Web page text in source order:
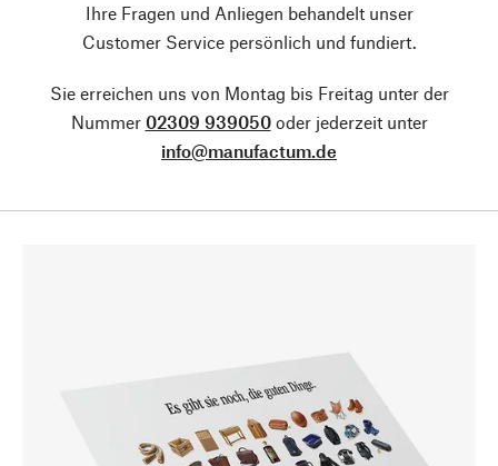
Ihre Fragen und Anliegen behandelt unser
Customer Service persönlich und fundiert.
Sie erreichen uns von Montag bis Freitag unter der
Nummer 02309 939050oder jederzeit unter
info@manufactum.de